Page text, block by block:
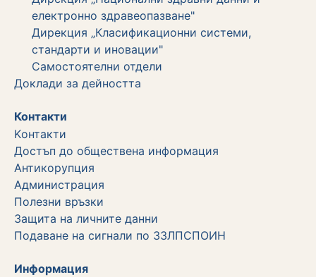
електронно здравеопазване"
Дирекция „Класификационни системи,
стандарти и иновации"
Самостоятелни отдели
Дoклади за дейността
Контакти
Kонтакти
Достъп до обществена информация
Aнтикорупция
Администрация
Полезни връзки
Защита на личните данни
Подаване на сигнали по ЗЗЛПСПОИН
Информация